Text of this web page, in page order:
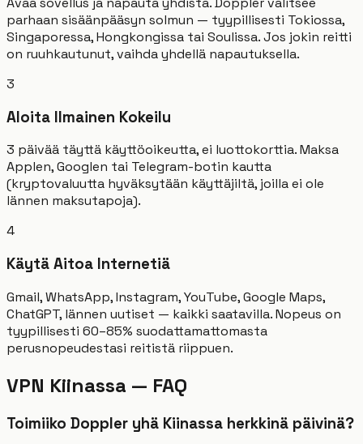
parhaan sisäänpääsyn solmun — tyypillisesti Tokiossa,
Singaporessa, Hongkongissa tai Soulissa. Jos jokin reitti
on ruuhkautunut, vaihda yhdellä napautuksella.
3
Aloita Ilmainen Kokeilu
3 päivää täyttä käyttöoikeutta, ei luottokorttia. Maksa
Applen, Googlen tai Telegram-botin kautta
(kryptovaluutta hyväksytään käyttäjiltä, joilla ei ole
lännen maksutapoja).
4
Käytä Aitoa Internetiä
Gmail, WhatsApp, Instagram, YouTube, Google Maps,
ChatGPT, lännen uutiset — kaikki saatavilla. Nopeus on
tyypillisesti 60–85% suodattamattomasta
perusnopeudestasi reitistä riippuen.
VPN Kiinassa — FAQ
Toimiiko Doppler yhä Kiinassa herkkinä päivinä?